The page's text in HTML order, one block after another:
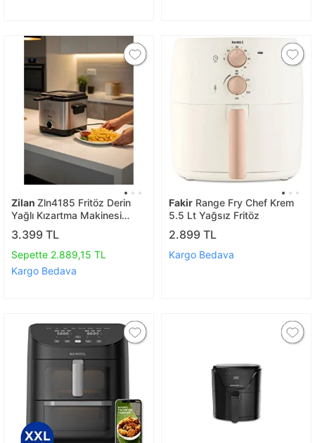
Zilan Zln4185 Fritöz Derin
Yağlı Kızartma Makinesi
Pratik
3.399 TL
Sepette 2.889,15 TL
Kargo Bedava
Fakir Range Fry Chef Krem
5.5 Lt Yağsız Fritöz
2.899 TL
Kargo Bedava